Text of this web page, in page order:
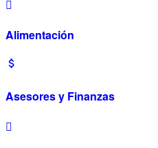
Alimentación
Asesores y Finanzas